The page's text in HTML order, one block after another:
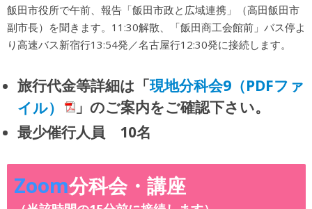
飯田市役所で午前、報告「飯田市政と広域連携」（高田飯田市
副市長）を聞きます。11:30解散、「飯田商工会館前」バス停よ
り高速バス新宿行13:54発／名古屋行12:30発に接続します。
旅行代金等詳細は「現地分科会9（PDFファ
イル）
」のご案内をご確認下さい。
最少催行人員 10名
Zoom分科会・講座